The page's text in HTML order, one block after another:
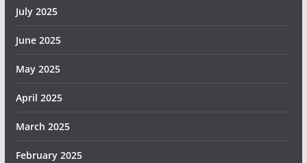
July 2025
June 2025
May 2025
April 2025
March 2025
February 2025